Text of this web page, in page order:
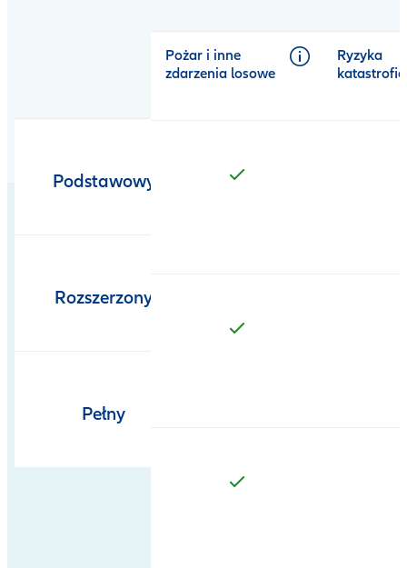
Podstawowy
Rozszerzony
Pełny
Pożar i inne
zdarzenia losowe
Ryzyka